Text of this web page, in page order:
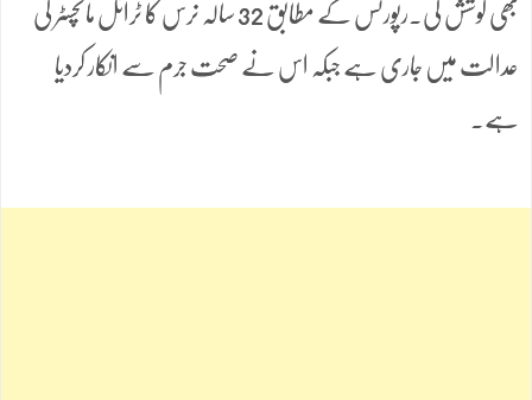
بھی کوشش کی۔رپورٹس کے مطابق 32 سالہ نرس کا ٹرائل مانچسٹر کی
عدالت میں جاری ہے جبکہ اس نے صحت جرم سے انکار کردیا
ہے۔